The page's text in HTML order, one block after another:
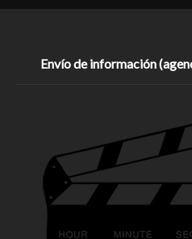
Envío de información